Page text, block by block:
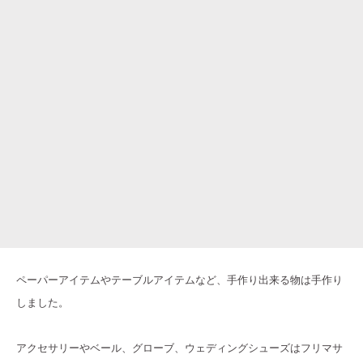
ペーパーアイテムやテーブルアイテムなど、手作り出来る物は手作り
しました。
アクセサリーやベール、グローブ、ウェディングシューズはフリマサ